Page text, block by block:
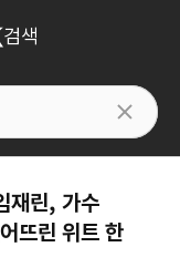
검색
재린, 가수
뜨린 위트 한